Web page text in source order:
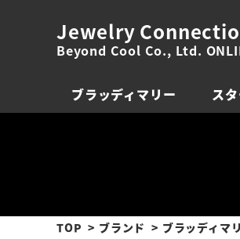
Jewelry
Beyond Cool Co., Ltd.
ブラッディマリー ス
TOP ブランド ブラッディマ